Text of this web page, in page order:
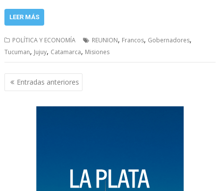
LEER MÁS
POLÍTICA Y ECONOMÍA REUNION, Francos, Gobernadores,
Tucuman, Jujuy, Catamarca, Misiones
Navegación
de
entradas
Entradas anteriores